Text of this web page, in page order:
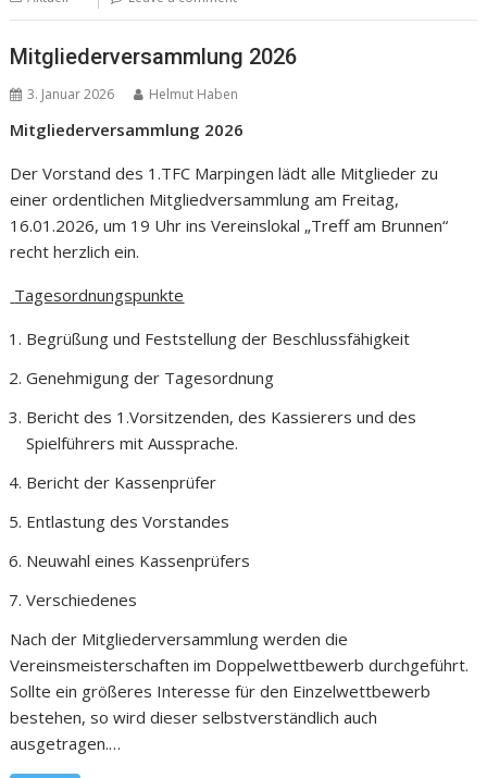
Mitgliederversammlung 2026
3. Januar 2026 Helmut Haben
Mitgliederversammlung 2026
Der Vorstand des 1.TFC Marpingen lädt alle Mitglieder zu
einer ordentlichen Mitgliedversammlung am Freitag,
16.01.2026, um 19 Uhr ins Vereinslokal „Treff am Brunnen“
recht herzlich ein.
Tagesordnungspunkte
Begrüßung und Feststellung der Beschlussfähigkeit
Genehmigung der Tagesordnung
Bericht des 1.Vorsitzenden, des Kassierers und des
Spielführers mit Aussprache.
Bericht der Kassenprüfer
Entlastung des Vorstandes
Neuwahl eines Kassenprüfers
Verschiedenes
Nach der Mitgliederversammlung werden die
Vereinsmeisterschaften im Doppelwettbewerb durchgeführt.
Sollte ein größeres Interesse für den Einzelwettbewerb
bestehen, so wird dieser selbstverständlich auch
ausgetragen.…